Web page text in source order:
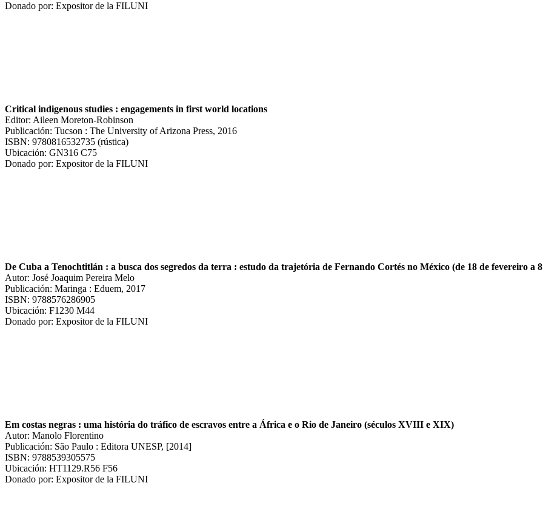
Donado por: Expositor de la FILUNI
Critical indigenous studies : engagements in first world locations
Editor: Aileen Moreton-Robinson
Publicación: Tucson : The University of Arizona Press, 2016
ISBN: 9780816532735 (rústica)
Ubicación: GN316 C75
Donado por: Expositor de la FILUNI
De Cuba a Tenochtitlán : a busca dos segredos da terra : estudo da trajetória de Fernando Cortés no México (de 18 de fevereiro a
Autor: José Joaquim Pereira Melo
Publicación: Maringa : Eduem, 2017
ISBN: 9788576286905
Ubicación: F1230 M44
Donado por: Expositor de la FILUNI
Em costas negras : uma história do tráfico de escravos entre a África e o Rio de Janeiro (séculos XVIII e XIX)
Autor: Manolo Florentino
Publicación: São Paulo : Editora UNESP, [2014]
ISBN: 9788539305575
Ubicación: HT1129.R56 F56
Donado por: Expositor de la FILUNI